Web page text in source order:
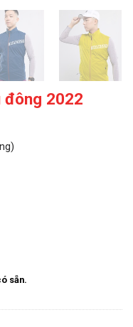
2022
sẵn.